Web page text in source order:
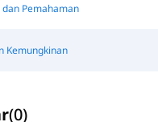
Pemahaman
Kemungkinan
(0)